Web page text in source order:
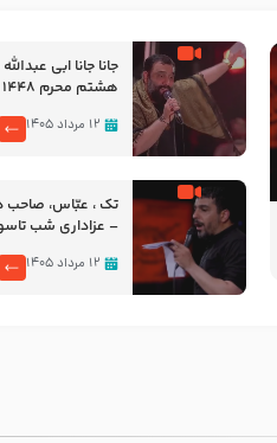
جانا جانا ابی
هشتم محرم 1448 – هیئت بین الحرمین طهران
۱۲ مرداد ۱۴۰۵
تک ، عبّاس،
– عزاداری شب تاسوعا
۱۲ مرداد ۱۴۰۵